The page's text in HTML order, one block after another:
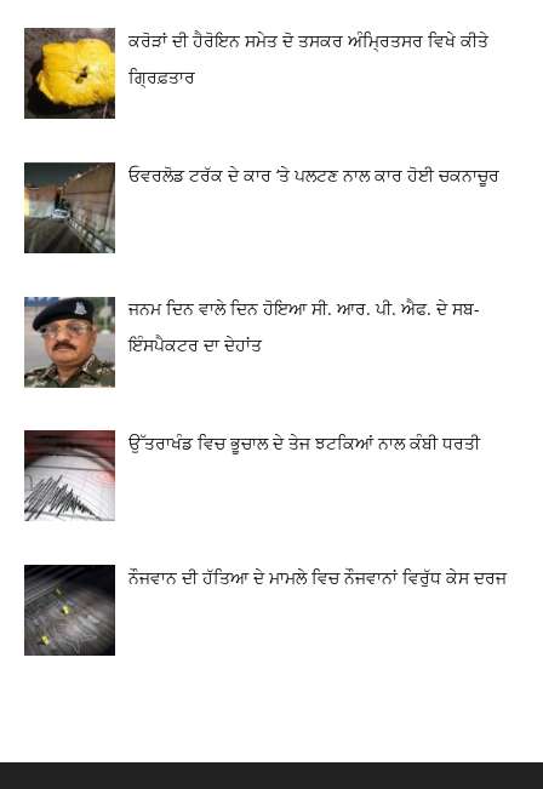
ਕਰੋੜਾਂ ਦੀ ਹੈਰੋਇਨ ਸਮੇਤ ਦੋ ਤਸਕਰ ਅੰਮ੍ਰਿਤਸਰ ਵਿਖੇ ਕੀਤੇ
ਗ੍ਰਿਫ਼ਤਾਰ
ਓਵਰਲੋਡ ਟਰੱਕ ਦੇ ਕਾਰ ‘ਤੇ ਪਲਟਣ ਨਾਲ ਕਾਰ ਹੋਈ ਚਕਨਾਚੂਰ
ਜਨਮ ਦਿਨ ਵਾਲੇ ਦਿਨ ਹੋਇਆ ਸੀ. ਆਰ. ਪੀ. ਐਫ. ਦੇ ਸਬ-
ਇੰਸਪੈਕਟਰ ਦਾ ਦੇਹਾਂਤ
ਉੱਤਰਾਖੰਡ ਵਿਚ ਭੂਚਾਲ ਦੇ ਤੇਜ ਝਟਕਿਆਂ ਨਾਲ ਕੰਬੀ ਧਰਤੀ
ਨੌਜਵਾਨ ਦੀ ਹੱਤਿਆ ਦੇ ਮਾਮਲੇ ਵਿਚ ਨੌਜਵਾਨਾਂ ਵਿਰੁੱਧ ਕੇਸ ਦਰਜ